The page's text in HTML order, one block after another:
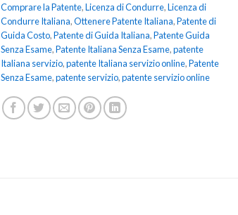
Comprare la Patente,Licenza di Condurre,Licenza di
Condurre Italiana,Ottenere Patente Italiana,Patente di
Guida Costo,Patente di Guida Italiana,Patente Guida
Senza Esame,Patente Italiana Senza Esame,patente
Italiana servizio,patente Italiana servizio online,Patente
Senza Esame,patente servizio,patente servizio online